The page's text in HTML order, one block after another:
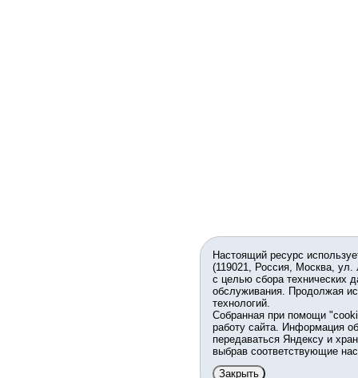
Настоящий ресурс
(119021, Россия, Москва,
с целью сбора технических
обслуживания. Продолжая
технологий.
Собранная при помощи
работу сайта. Информация
передаваться Яндексу и
выбрав соответствующие
Закрыть